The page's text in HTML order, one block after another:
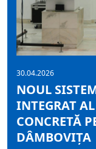
30.04.2026
NOUL
INTEGRAT
CONCRETĂ
DÂMBOVIȚA